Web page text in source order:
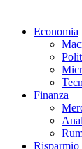
Economia
Finanza
Risparmio